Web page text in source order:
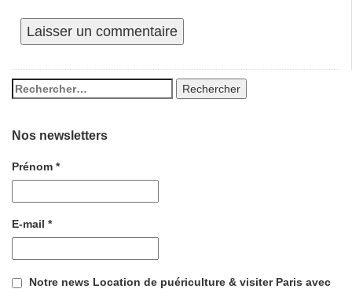
Nos newsletters
Prénom *
E-mail *
Notre news Location de puériculture & visiter Paris avec